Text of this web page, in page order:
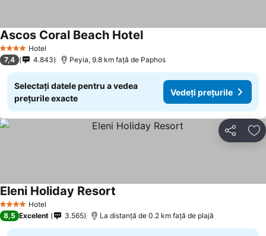
4 Stele Hotel
Ascos Coral Beach Hotel
7,4 4.843 Peyia, 9.8 km faţă de Paphos
Selectați datele pentru a vedea
prețurile exacte
Vedeți prețurile
Distribuiți
4 Stele Hotel
Eleni Holiday Resort
8,5 Excelent 3.565 La distanță de 0.2 km față de plajă